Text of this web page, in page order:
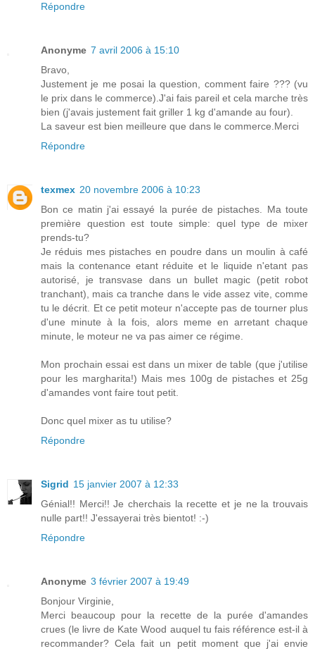
Répondre
Anonyme 7 avril 2006 à 15:10
Bravo,
Justement je me posai la question, comment faire ??? (vu
le prix dans le commerce).J'ai fais pareil et cela marche très
bien (j'avais justement fait griller 1 kg d'amande au four).
La saveur est bien meilleure que dans le commerce.Merci
Répondre
texmex 20 novembre 2006 à 10:23
Bon ce matin j'ai essayé la purée de pistaches. Ma toute
première question est toute simple: quel type de mixer
prends-tu?
Je réduis mes pistaches en poudre dans un moulin à café
mais la contenance etant réduite et le liquide n'etant pas
autorisé, je transvase dans un bullet magic (petit robot
tranchant), mais ca tranche dans le vide assez vite, comme
tu le décrit. Et ce petit moteur n'accepte pas de tourner plus
d'une minute à la fois, alors meme en arretant chaque
minute, le moteur ne va pas aimer ce régime.
Mon prochain essai est dans un mixer de table (que j'utilise
pour les margharita!) Mais mes 100g de pistaches et 25g
d'amandes vont faire tout petit.
Donc quel mixer as tu utilise?
Répondre
Sigrid 15 janvier 2007 à 12:33
Génial!! Merci!! Je cherchais la recette et je ne la trouvais
nulle part!! J'essayerai très bientot! :-)
Répondre
Anonyme 3 février 2007 à 19:49
Bonjour Virginie,
Merci beaucoup pour la recette de la purée d'amandes
crues (le livre de Kate Wood auquel tu fais référence est-il à
recommander? Cela fait un petit moment que j'ai envie